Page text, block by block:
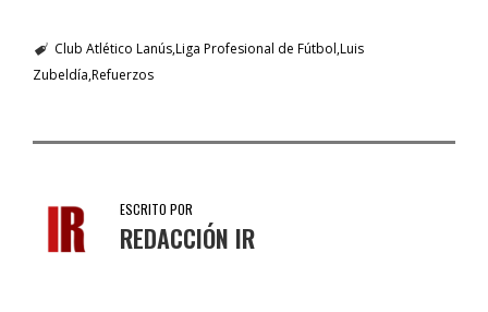
Club Atlético LanúsLiga Profesional de Fútbol Luis
Zubeldía Refuerzos
ESCRITO POR
REDACCIÓN IR